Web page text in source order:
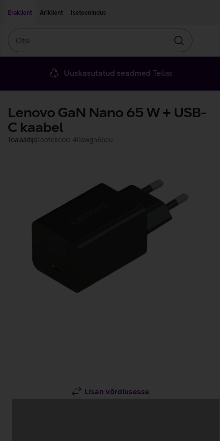
Eraklient
Äriklient Iseteenindus
Otsin
Uuskasutatud seadmed Telias
Lenovo GaN Nano 65 W + USB-
C kaabel
ToalaadijaTootekood: 40awgn65eu
Lisan võrdlusesse